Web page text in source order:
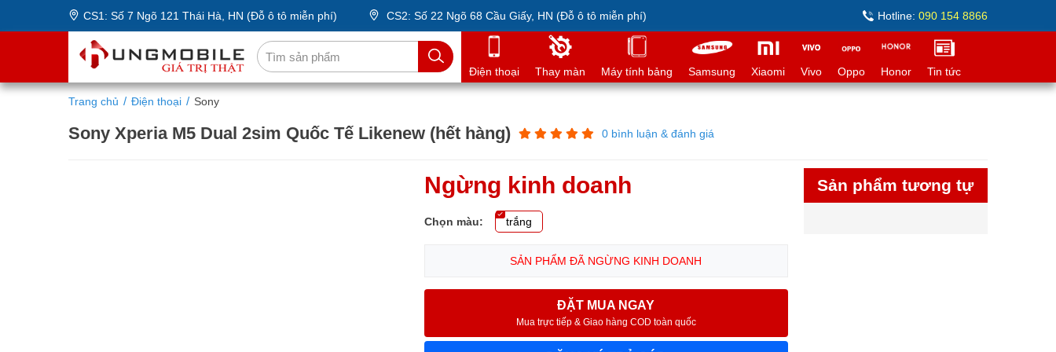
CS1: Số 7 Ngõ 121 Thái Hà, HN (Đỗ ô tô miễn phí) CS2: Số 22 Ngõ 68 Cầu Giấy, HN (Đỗ ô tô miễn phí) Hotline: 090 154 8866
Điện thoại Thay màn Máy tính bảng Samsung Xiaomi Vivo Oppo Honor Tin tức
Trang chủ Điện thoại Sony
Sony Xperia M5 Dual 2sim Quốc Tế Likenew (hết hàng) 0 bình luận & đánh giá
Ngừng kinh doanh
Chọn màu: trắng
SẢN PHẨM ĐÃ NGỪNG KINH DOANH
ĐẶT MUA NGAY
Mua trực tiếp & Giao hàng COD toàn quốc
Sản phẩm tương tự